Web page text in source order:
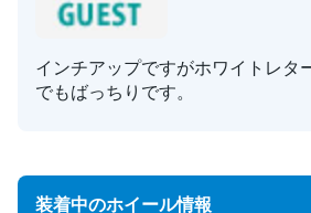
インチアップですがホワイトレタ
でもばっちりです。
装着中のホイール情報